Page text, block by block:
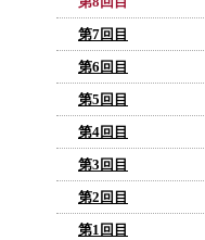
第7回目
第6回目
第5回目
第4回目
第3回目
第2回目
第1回目